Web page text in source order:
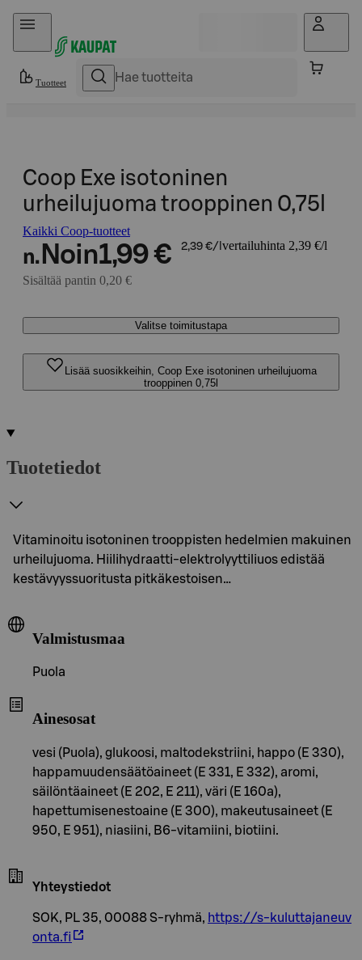
Hyppää sisältöön
Tuotteet
Coop Exe isotoninen
urheilujuoma trooppinen 0,75l
Kaikki Coop-tuotteet
n. Noin1,99 € 2,39 €/l vertailuhinta 2,39 €/l
Sisältää pantin 0,20 €
Valitse toimitustapa
Lisää suosikkeihin, Coop Exe isotoninen urheilujuoma
trooppinen 0,75l
Tuotetiedot
Vitaminoitu isotoninen trooppisten hedelmien makuinen
urheilujuoma. Hiilihydraatti-elektrolyyttiliuos edistää
kestävyyssuoritusta pitkäkestoisen…
Valmistusmaa
Puola
Ainesosat
vesi (Puola), glukoosi, maltodekstriini, happo (E 330),
happamuudensäätöaineet (E 331, E 332), aromi,
säilöntäaineet (E 202, E 211), väri (E 160a),
hapettumisenestoaine (E 300), makeutusaineet (E
950, E 951), niasiini, B6-vitamiini, biotiini.
Yhteystiedot
SOK, PL 35, 00088 S-ryhmä, https://s-kuluttajaneuv
onta.fi